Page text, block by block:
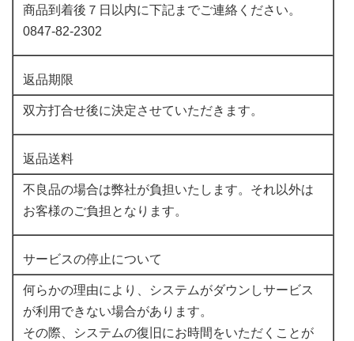
商品到着後７日以内に下記までご連絡ください。
0847-82-2302
返品期限
双方打合せ後に決定させていただきます。
返品送料
不良品の場合は弊社が負担いたします。それ以外は
お客様のご負担となります。
サービスの停止について
何らかの理由により、システムがダウンしサービス
が利用できない場合があります。
その際、システムの復旧にお時間をいただくことが